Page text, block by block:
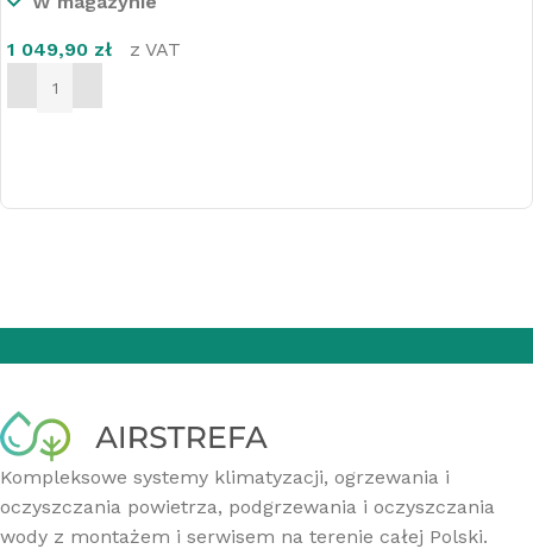
1 049,90 zł z VAT
DODAJ DO KOSZYKA
Kompleksowe systemy klimatyzacji, ogrzewania i
oczyszczania powietrza, podgrzewania i oczyszczania
wody z montażem i serwisem na terenie całej Polski.